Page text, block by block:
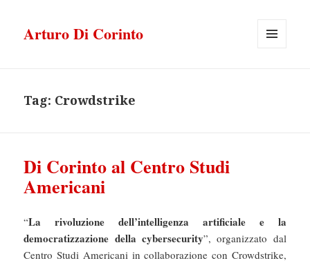
Arturo Di Corinto
Tag: Crowdstrike
Di Corinto al Centro Studi
Americani
“La rivoluzione dell’intelligenza artificiale e la
democratizzazione della cybersecurity”, organizzato dal
Centro Studi Americani in collaborazione con Crowdstrike,